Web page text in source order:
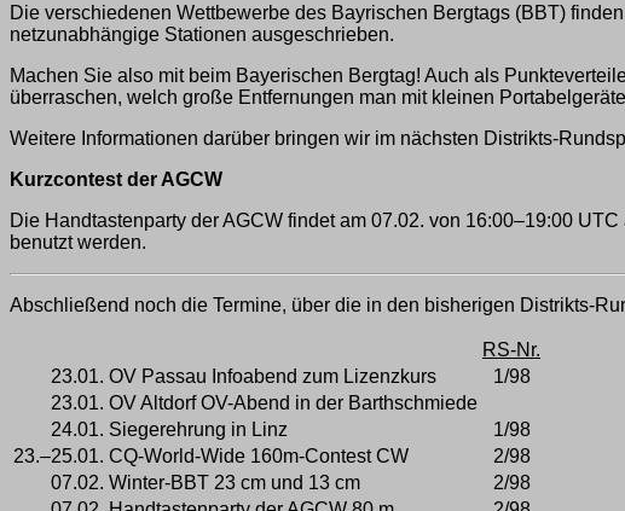
Die verschiedenen Wettbewerbe des Bayrischen Bergtags (BBT)
netzunabhängige Stationen ausgeschrieben.
Machen Sie also mit beim Bayerischen Bergtag! Auch als
überraschen, welch große Entfernungen man mit kleinen
Weitere Informationen darüber bringen wir im nächsten Distrikts-
Kurzcontest der AGCW
Die Handtastenparty der AGCW findet am 07.02. von 16:00–19:00
benutzt werden.
Abschließend noch die Termine, über die in den bisherigen Distrikts-
RS-Nr.
23.01. OV Passau Infoabend zum Lizenzkurs
1/98
23.01. OV Altdorf OV-Abend in der Barthschmiede
24.01. Siegerehrung in Linz
1/98
23.–25.01. CQ-World-Wide 160m-Contest CW
2/98
07.02. Winter-BBT 23 cm und 13 cm
2/98